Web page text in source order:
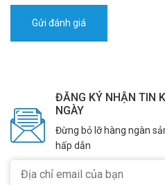
ĐĂNG KÝ NHẬN TIN
NGÀY
Đừng bỏ lỡ hàng ngàn
hấp dẫn